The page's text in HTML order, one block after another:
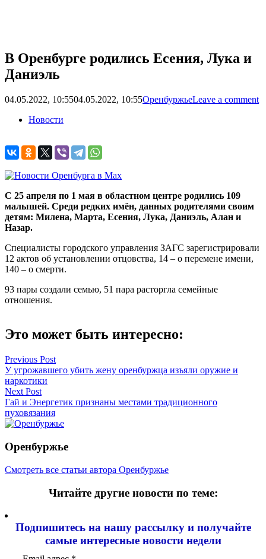
В Оренбурге родились Есения, Лука и
Даниэль
04.05.2022, 10:5504.05.2022, 10:55ОренбуржьеLeave a comment
Новости
С 25 апреля по 1 мая в областном центре родились 109
малышей. Среди редких имён, данных родителями своим
детям: Милена, Марта, Есения, Лука, Даниэль, Алан и
Назар.
Специалисты городского управления ЗАГС зарегистрировали
12 актов об установлении отцовства, 14 – о перемене имени,
140 – о смерти.
93 пары создали семью, 51 пара расторгла семейные
отношения.
Это может быть интересно:
Навигация
по
записям
Previous Post
У угрожавшего убить жену оренбуржца изъяли оружие и
наркотики
Next Post
Гай и Энергетик признаны местами традиционного
пуховязания
Оренбуржье
Смотреть все статьи автора Оренбуржье
Читайте другие новости по теме:
Подпишитесь на нашу рассылку и получайте
самые интересные новости недели